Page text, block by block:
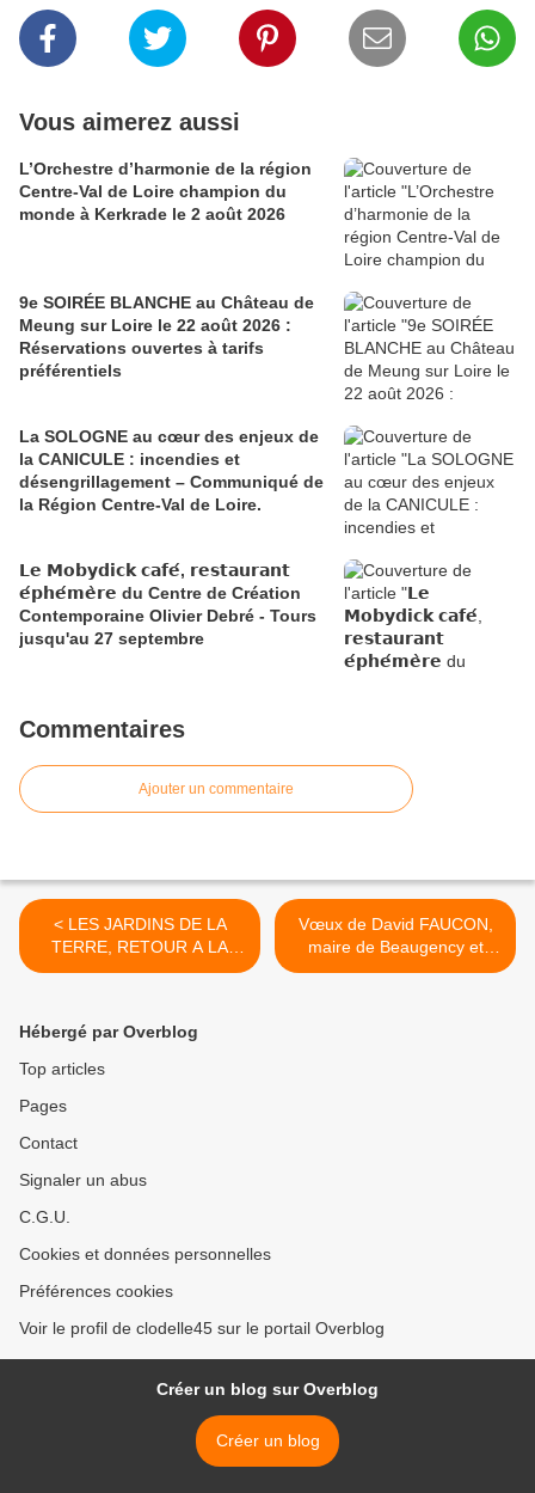
Vous aimerez aussi
L’Orchestre d’harmonie de la région
Centre-Val de Loire champion du
monde à Kerkrade le 2 août 2026
9e SOIRÉE BLANCHE au Château de
Meung sur Loire le 22 août 2026 :
Réservations ouvertes à tarifs
préférentiels
La SOLOGNE au cœur des enjeux de
la CANICULE : incendies et
désengrillagement – Communiqué de
la Région Centre-Val de Loire.
𝗟𝗲 𝗠𝗼𝗯𝘆𝗱𝗶𝗰𝗸 𝗰𝗮𝗳𝗲́, 𝗿𝗲𝘀𝘁𝗮𝘂𝗿𝗮𝗻𝘁
𝗲́𝗽𝗵𝗲́𝗺𝗲̀𝗿𝗲 du Centre de Création
Contemporaine Olivier Debré - Tours
jusqu'au 27 septembre
Commentaires
Ajouter un commentaire
< LES JARDINS DE LA
TERRE, RETOUR A LA
TERRE MÈRE...
Vœux de David FAUCON,
maire de Beaugency et
remise parodique de
Hébergé par Overblog
Top articles
Pages
Contact
Signaler un abus
C.G.U.
Cookies et données personnelles
Préférences cookies
Voir le profil de clodelle45 sur le portail Overblog
Créer un blog sur Overblog
Créer un blog